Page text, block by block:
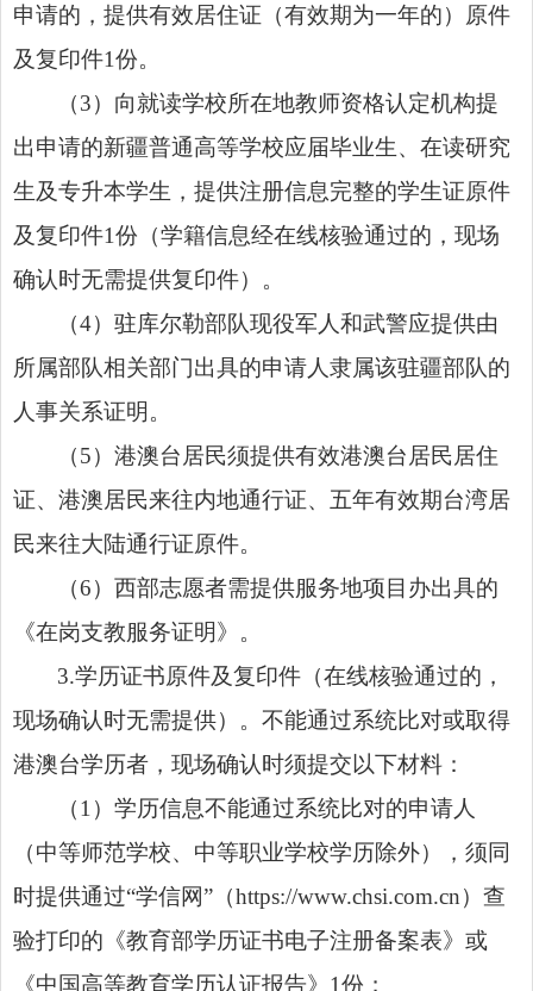
申请的，提供有效居住证（有效期为一年的）原件
及复印件1份。
（3）向就读学校所在地教师资格认定机构提
出申请的新疆普通高等学校应届毕业生、在读研究
生及专升本学生，提供注册信息完整的学生证原件
及复印件1份（学籍信息经在线核验通过的，现场
确认时无需提供复印件）。
（4）驻库尔勒部队现役军人和武警应提供由
所属部队相关部门出具的申请人隶属该驻疆部队的
人事关系证明。
（5）港澳台居民须提供有效港澳台居民居住
证、港澳居民来往内地通行证、五年有效期台湾居
民来往大陆通行证原件。
（6）西部志愿者需提供服务地项目办出具的
《在岗支教服务证明》。
3.学历证书原件及复印件（在线核验通过的，
现场确认时无需提供）。不能通过系统比对或取得
港澳台学历者，现场确认时须提交以下材料：
（1）学历信息不能通过系统比对的申请人
（中等师范学校、中等职业学校学历除外），须同
时提供通过“学信网”（https://www.chsi.com.cn）查
验打印的《教育部学历证书电子注册备案表》或
《中国高等教育学历认证报告》1份；